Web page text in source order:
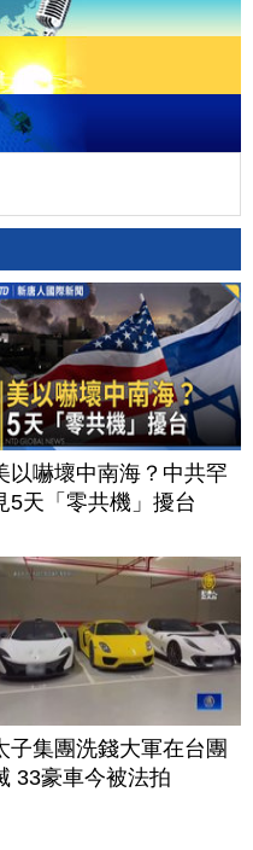
以嚇壞中南海？中共罕
5天「零共機」擾台
子集團洗錢大軍在台團
33豪車今被法拍